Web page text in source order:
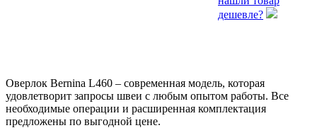
дешевле?
Оверлок Bernina L460 – современная модель, которая
удовлетворит запросы швеи с любым опытом работы. Все
необходимые операции и расширенная комплектация
предложены по выгодной цене.